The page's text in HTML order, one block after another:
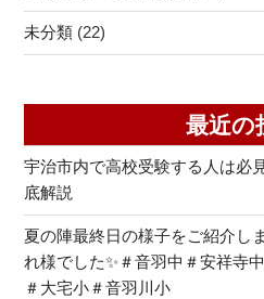
未分類 (22)
最近の
宇治市内で高校受験する人は必
底解説
夏の陣最終日の様子をご紹介し
れ様でした✨＃音羽中＃安祥寺
＃大宅小＃音羽川小